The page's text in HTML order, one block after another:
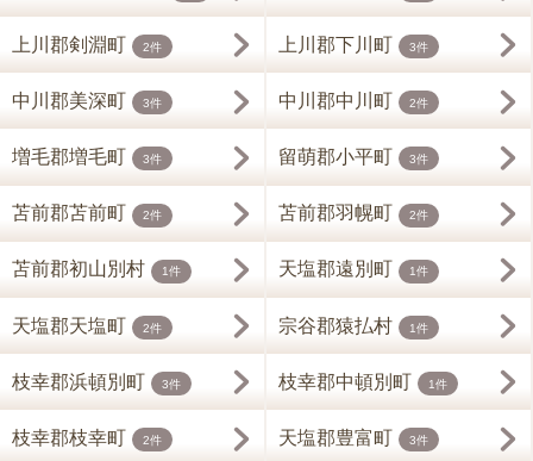
上川郡剣淵町 2件 上川郡下川町 3件
中川郡美深町 3件 中川郡中川町 2件
増毛郡増毛町 3件 留萌郡小平町 3件
苫前郡苫前町 2件 苫前郡羽幌町 2件
苫前郡初山別村 1件 天塩郡遠別町 1件
天塩郡天塩町 2件 宗谷郡猿払村 1件
枝幸郡浜頓別町 3件 枝幸郡中頓別町 1件
枝幸郡枝幸町 2件 天塩郡豊富町 3件